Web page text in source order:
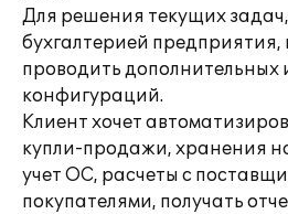
Для решения текущих
бухгалтерией предприятия,
проводить дополнительных
конфигураций.
Клиент хочет
купли-продажи, хранения
учет ОС, расчеты с
покупателями, получать